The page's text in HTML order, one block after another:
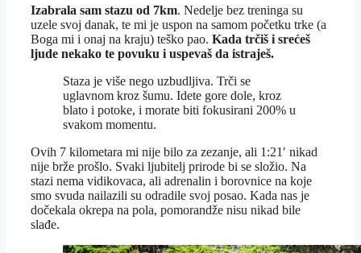
Izabrala sam stazu od 7km. Nedelje bez treninga su
uzele svoj danak, te mi je uspon na samom početku trke (a
Boga mi i onaj na kraju) teško pao. Kada trčiš i srećeš
ljude nekako te povuku i uspevaš da istraješ.
Staza je više nego uzbudljiva. Trči se
uglavnom kroz šumu. Idete gore dole, kroz
blato i potoke, i morate biti fokusirani 200% u
svakom momentu.
Ovih 7 kilometara mi nije bilo za zezanje, ali 1:21′ nikad
nije brže prošlo. Svaki ljubitelj prirode bi se složio. Na
stazi nema vidikovaca, ali adrenalin i borovnice na koje
smo svuda nailazili su odradile svoj posao. Kada nas je
dočekala okrepa na pola, pomorandže nisu nikad bile
slađe.